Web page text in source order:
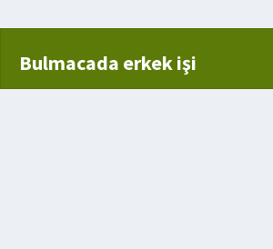
Bulmacada erkek işi